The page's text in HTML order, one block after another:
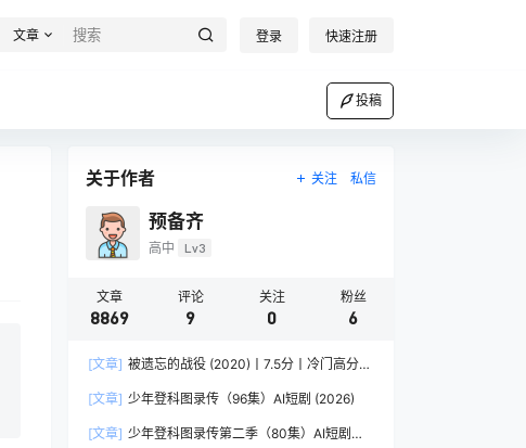
文章 登录 快速注册
投稿
关于作者 关注 私信
预备齐
高中 Lv3
文章
8869
评论
9
关注
0
粉丝
6
[文章] 被遗忘的战役 (2020)丨7.5分丨冷门高分战
[文章] 少年登科图录传（96集）AI短剧 (2026)
[文章] 少年登科图录传第二季（80集）AI短剧